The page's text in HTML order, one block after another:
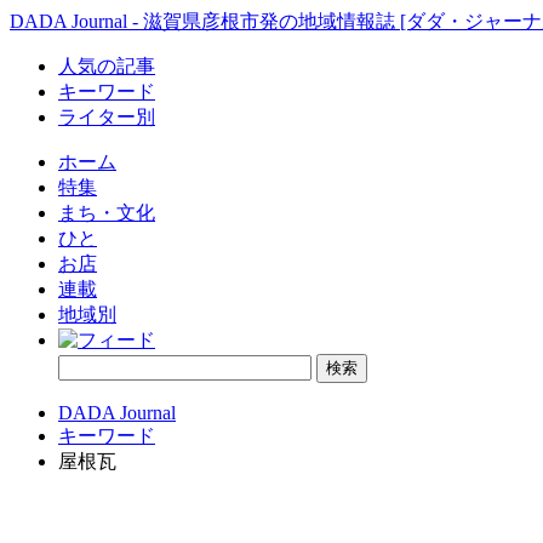
DADA Journal - 滋賀県彦根市発の地域情報誌 [ダダ・ジャー
人気の記事
キーワード
ライター別
ホーム
特集
まち・文化
ひと
お店
連載
地域別
DADA Journal
キーワード
屋根瓦